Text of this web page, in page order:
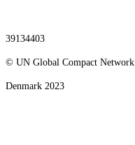
39134403
© UN Global Compact Network
Denmark 2023